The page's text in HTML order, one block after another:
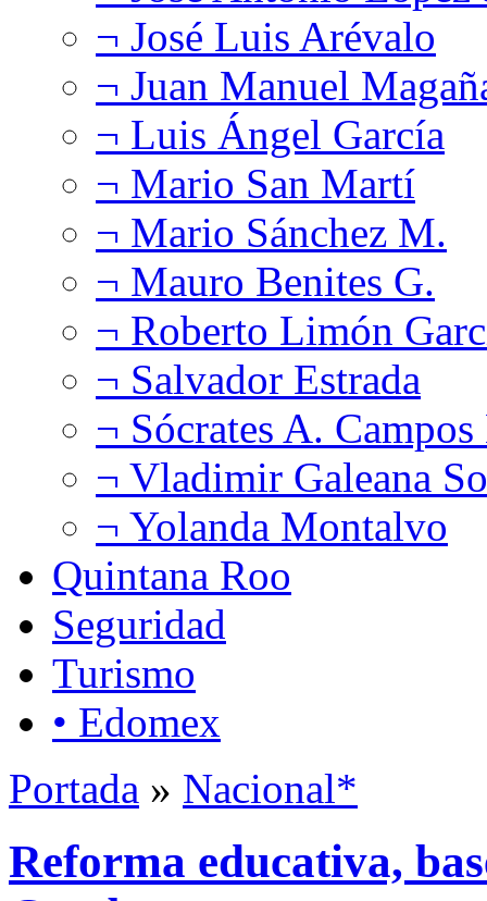
¬ José Luis Arévalo
¬ Juan Manuel
¬ Luis Ángel García
¬ Mario San Martí
¬ Mario Sánchez M.
¬ Mauro Benites G.
¬ Roberto Limón
¬ Salvador Estrada
¬ Sócrates A.
¬ Vladimir Galeana
¬ Yolanda Montalvo
Quintana Roo
Seguridad
Turismo
• Edomex
Portada » Nacional*
Reforma educativa,